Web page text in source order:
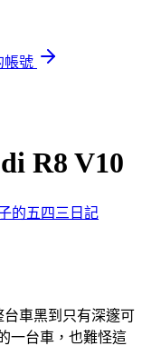
帳號
R8 V10
的五四三日記
台車黑到只有深邃可
一台車，也難怪這